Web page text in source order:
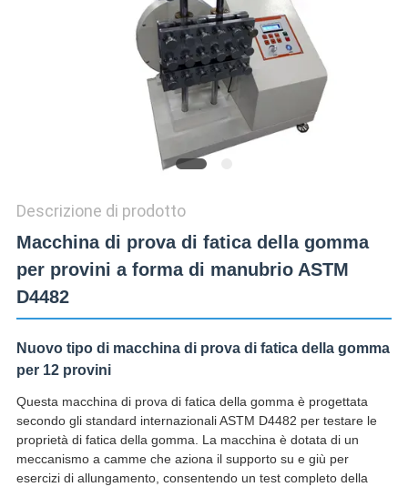
Descrizione di prodotto
Macchina di prova di fatica della gomma
per provini a forma di manubrio ASTM
D4482
Nuovo tipo di macchina di prova di fatica della gomma
per 12 provini
Questa macchina di prova di fatica della gomma è progettata
secondo gli standard internazionali ASTM D4482 per testare le
proprietà di fatica della gomma. La macchina è dotata di un
meccanismo a camme che aziona il supporto su e giù per
esercizi di allungamento, consentendo un test completo della